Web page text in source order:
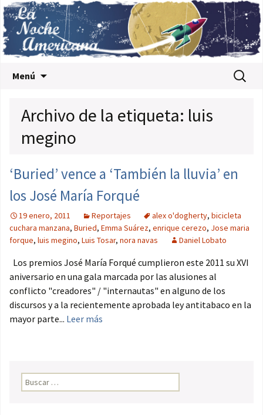
Menú Buscar:
Archivo de la etiqueta: luis
megino
‘Buried’ vence a ‘También la lluvia’ en
los José María Forqué
19 enero, 2011 Reportajes alex o'dogherty, bicicleta
cuchara manzana, Buried, Emma Suárez, enrique cerezo, Jose maria
forque, luis megino, Luis Tosar, nora navas Daniel Lobato
Los premios José María Forqué cumplieron este 2011 su XVI
aniversario en una gala marcada por las alusiones al
conflicto "creadores" / "internautas" en alguno de los
discursos y a la recientemente aprobada ley antitabaco en la
mayor parte... Leer más
Buscar: